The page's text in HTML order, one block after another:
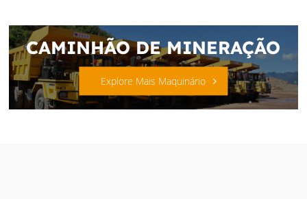
CAMINHÃO DE MINERAÇÃO
Explore Mais Maquinário